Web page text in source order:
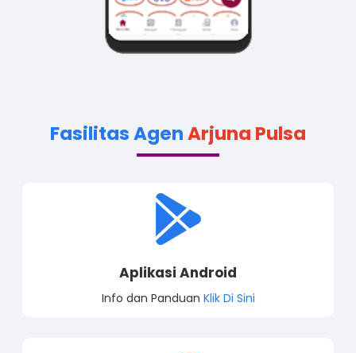
Fasilitas AgenArjuna Pulsa
Aplikasi Android
Info dan Panduan Klik Di Sini